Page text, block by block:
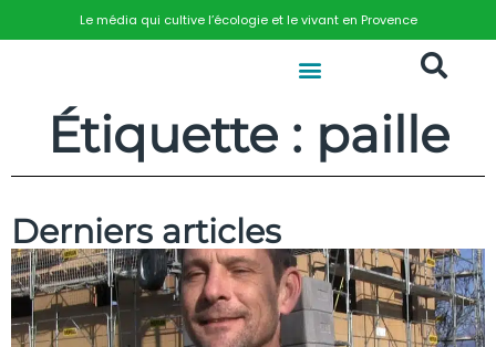
Le média qui cultive l’écologie et le vivant en Provence
Étiquette : paille
Derniers articles